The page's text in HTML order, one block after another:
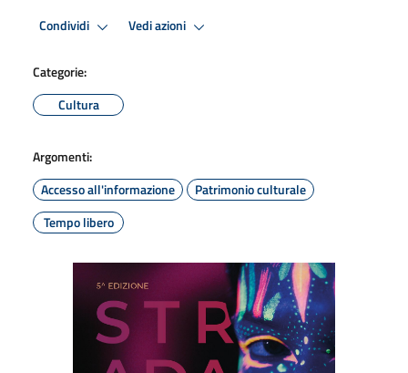
Condividi Vedi azioni
Categorie:
Cultura
Argomenti:
Accesso all'informazione
Patrimonio culturale
Tempo libero